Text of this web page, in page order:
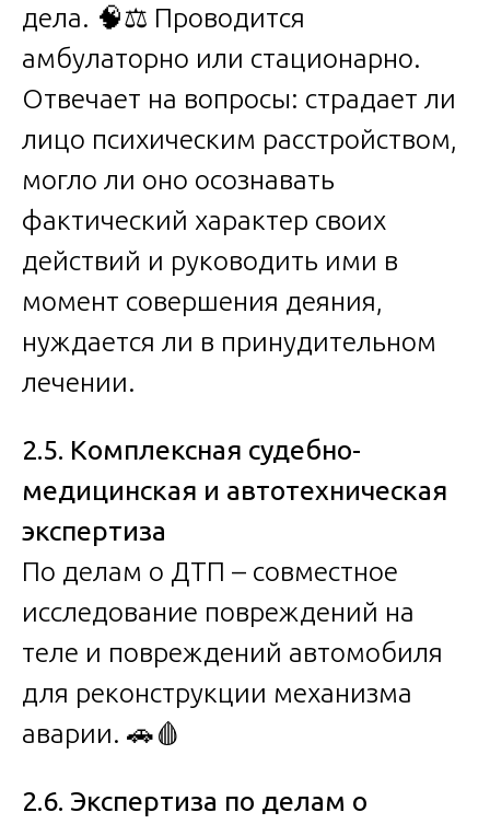
дела. 🧠⚖️ Проводится
амбулаторно или стационарно.
Отвечает на вопросы: страдает ли
лицо психическим расстройством,
могло ли оно осознавать
фактический характер своих
действий и руководить ими в
момент совершения деяния,
нуждается ли в принудительном
лечении.
2.5. Комплексная судебно-
медицинская и автотехническая
экспертиза
По делам о ДТП – совместное
исследование повреждений на
теле и повреждений автомобиля
для реконструкции механизма
аварии. 🚗🩸
2.6. Экспертиза по делам о